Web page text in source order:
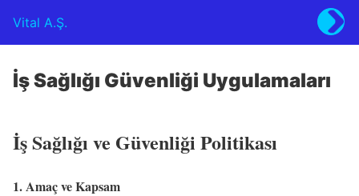
Vital A.Ş.
İş Sağlığı Güvenliği Uygulamaları
İş Sağlığı ve Güvenliği Politikası
1. Amaç ve Kapsam